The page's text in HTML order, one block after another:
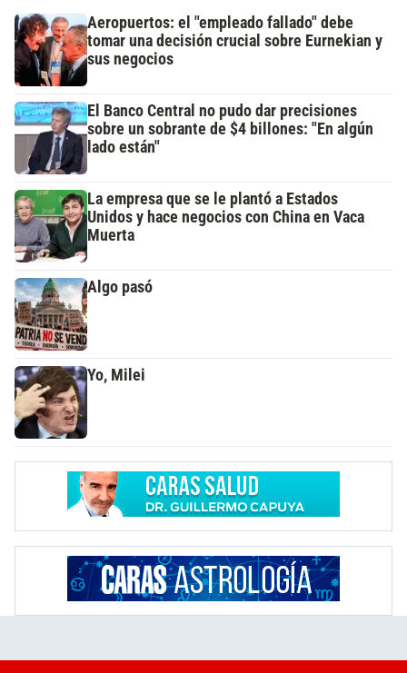
Aeropuertos: el "empleado fallado" debe
tomar una decisión crucial sobre Eurnekian y
sus negocios
El Banco Central no pudo dar precisiones
sobre un sobrante de $4 billones: "En algún
lado están"
La empresa que se le plantó a Estados
Unidos y hace negocios con China en Vaca
Muerta
Algo pasó
Yo, Milei